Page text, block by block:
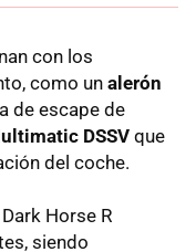
con los
como un alerón
de escape de
DSSV que
del coche.
Horse R
siendo